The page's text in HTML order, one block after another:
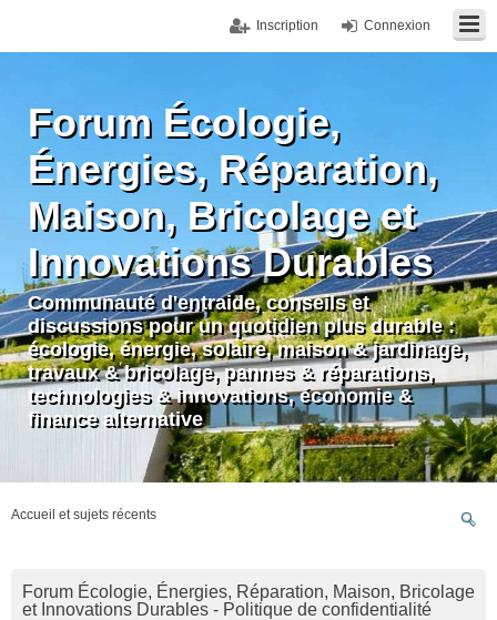
Connexion
Inscription
Forum Écologie,
Énergies, Réparation,
Maison, Bricolage et
Innovations Durables
Communauté d'entraide, conseils et
discussions pour un quotidien plus durable :
écologie, énergie, solaire, maison & jardinage,
travaux & bricolage, pannes & réparations,
technologies & innovations, économie &
finance alternative
Accueil et sujets récents
Forum Écologie, Énergies, Réparation, Maison, Bricolage
et Innovations Durables - Politique de confidentialité